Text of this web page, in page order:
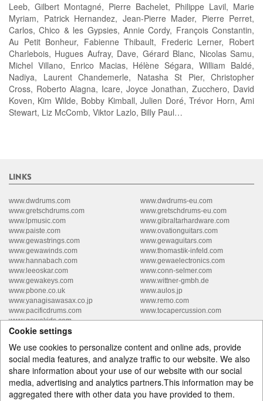
Leeb, Gilbert Montagné, Pierre​ Bachelet, Philippe Lavil, Marie
Myriam, Patrick Hernandez, Jean-Pierre Mader, Pierre​ Perret,
Carlos, Chico & les Gypsies, Annie Cordy, François Constantin,
Au Petit Bonheur​, Fabienne Thibault, Frederic Lerner, Robert
Charlebois, Hugues Aufray, Dave, Gérard​ Blanc, Nicolas Samu,
Michel Villano, Enrico Macias, Hélène Ségara, William Baldé,
Nadiya, Laurent Chandemerle, Natasha St Pier, Christopher
Cross​, Roberto Alagna, Icare, Joyce Jonathan, Zucchero, David
Koven, Kim Wilde, Bobby Kimball, Julien Doré, Trévor Horn, Ami
Stewart, Liz McComb, Viktor Lazlo, Billy Paul…
LINKS
www.dwdrums.com
www.dwdrums-eu.com
www.gretschdrums.com
www.gretschdrums-eu.com
www.lpmusic.com
www.gibraltarhardware.com
www.paiste.com
www.ovationguitars.com
www.gewastrings.com
www.gewaguitars.com
www.gewawinds.com
www.thomastik-infeld.com
www.hannabach.com
www.gewaelectronics.com
www.leeoskar.com
www.conn-selmer.com
www.gewakeys.com
www.wittner-gmbh.de
www.pbone.co.uk
www.aulos.jp
www.yanagisawasax.co.jp
www.remo.com
www.pacificdrums.com
www.tocapercussion.com
www.gewakids.com
GEWA music GmbH Oelsnitzer Straße 58 D-08626 Adorf
Telefon: +49 (0) 37423 / 778 0
Telefax: +49 (0) 37423 / 778 9101
Cookie settings
We use cookies to personalize content and online ads, provide
social media features, and analyze traffic to our website. We also
share information about your use of our website with our social
media, advertising and analytics partners.This information may be
aggregated there with other data you have provided to them.